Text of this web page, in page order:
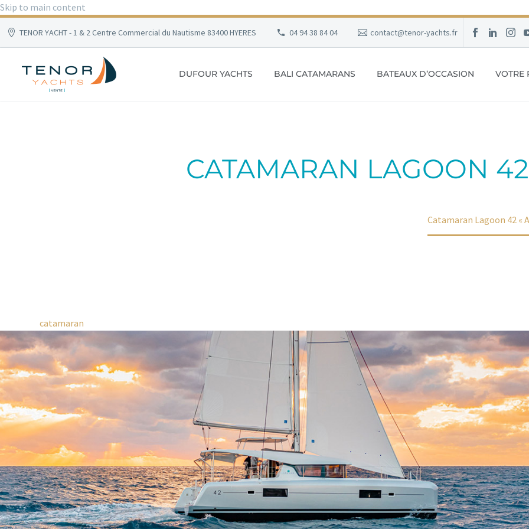
Skip to main content
TENOR YACHT - 1 & 2 Centre Commercial du Nautisme 83400 HYERES 04 94 38 84 04 contact@tenor-yachts.fr
DUFOUR YACHTS BALI CATAMARANS BATEAUX D’OCCASION VOTRE
CATAMARAN LAGOON
Catamaran Lagoon 42 «
catamaran